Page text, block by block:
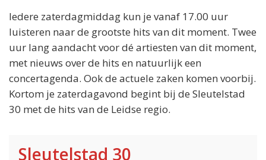
Iedere zaterdagmiddag kun je vanaf 17.00 uur
luisteren naar de grootste hits van dit moment. Twee
uur lang aandacht voor dé artiesten van dit moment,
met nieuws over de hits en natuurlijk een
concertagenda. Ook de actuele zaken komen voorbij.
Kortom je zaterdagavond begint bij de Sleutelstad
30 met de hits van de Leidse regio.
Sleutelstad 30